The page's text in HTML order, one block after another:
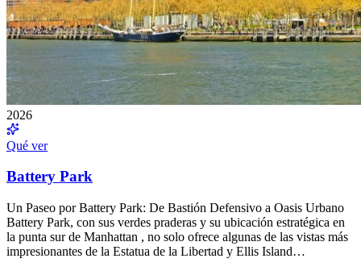
2026
Qué ver
Battery Park
Un Paseo por Battery Park: De Bastión Defensivo a Oasis Urbano
Battery Park, con sus verdes praderas y su ubicación estratégica en
la punta sur de Manhattan , no solo ofrece algunas de las vistas más
impresionantes de la Estatua de la Libertad y Ellis Island…